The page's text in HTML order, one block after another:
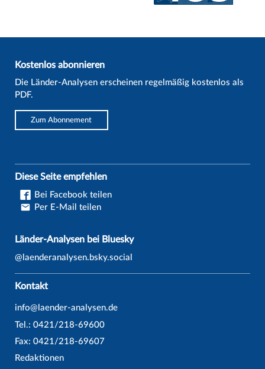
Kostenlos abonnieren
Die Länder-Analysen erscheinen regelmäßig kostenlos als
PDF.
Zum Abonnement
Diese Seite empfehlen
Bei Facebook teilen
Per E-Mail teilen
Länder-Analysen bei Bluesky
@laenderanalysen.bsky.social
Kontakt
info@laender-analysen.de
Tel.: 0421/218-69600
Fax: 0421/218-69607
Redaktionen